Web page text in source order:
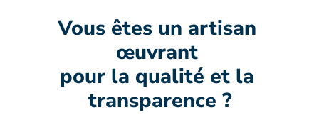
Vous êtes un artisan
œuvrant
pour la qualité et la
transparence ?